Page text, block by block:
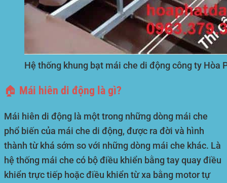
Hệ thống khung bạt mái che di động công ty Hòa
🏠 Mái hiên di động là gì?
Mái hiên di động là một trong những dòng mái che
phổ biến của mái che di động, được ra đời và hình
thành từ khá sớm so với những dòng mái che khác. Là
hệ thống mái che có bộ điều khiển bằng tay quay điều
khiển trực tiếp hoặc điều khiển từ xa bằng motor tự